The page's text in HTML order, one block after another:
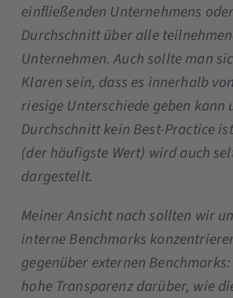
einfließenden Unternehmens
Durchschnitt über alle
Unternehmen. Auch sollte man
Klaren sein, dass es innerhalb
riesige Unterschiede geben kann
Durchschnitt kein Best-Practice
(der häufigste Wert) wird auch
dargestellt.
Meiner Ansicht nach sollten wir
interne Benchmarks
gegenüber externen
hohe Transparenz darüber, wie